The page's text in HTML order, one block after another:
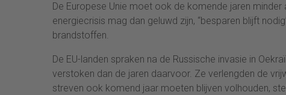
De Europese Unie moet ook de komende jaren
energiecrisis mag dan geluwd zijn, “besparen blijft
brandstoffen.
De EU-landen spraken na de Russische invasie in
verstoken dan de jaren daarvoor. Ze verlengden de
streven ook komend jaar moeten blijven volhouden,